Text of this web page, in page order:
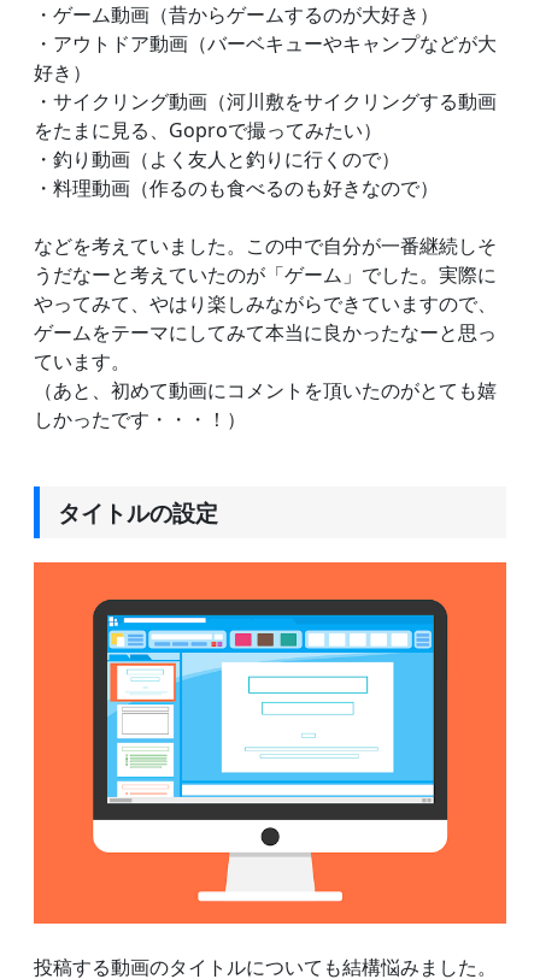
・ゲーム動画（昔からゲームするのが大好き）
・アウトドア動画（バーベキューやキャンプなどが大
好き）
・サイクリング動画（河川敷をサイクリングする動画
をたまに見る、Goproで撮ってみたい）
・釣り動画（よく友人と釣りに行くので）
・料理動画（作るのも食べるのも好きなので）
などを考えていました。この中で自分が一番継続しそ
うだなーと考えていたのが「ゲーム」でした。実際に
やってみて、やはり楽しみながらできていますので、
ゲームをテーマにしてみて本当に良かったなーと思っ
ています。
（あと、初めて動画にコメントを頂いたのがとても嬉
しかったです・・・！）
タイトルの設定
投稿する動画のタイトルについても結構悩みました。